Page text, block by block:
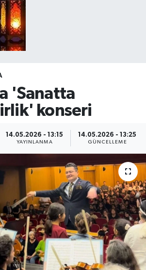
'Sanatta
konseri
14.05.2026 - 13:15
YAYINLANMA
14.05.2026 - 13:25
GÜNCELLEME